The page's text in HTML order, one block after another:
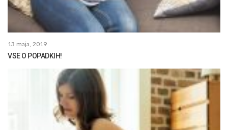
13 maja, 2019
VSE O POPADKIH!